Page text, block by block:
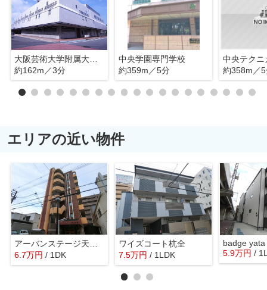
大阪芸術大学附属大阪美術専門学校
約162m／3分
中央学園専門学校
約359m／5分
約358m／
エリアの近い物件
アーバンステージ天王寺東
6.7万円 / 1DK
ワイズコート杭全
7.5万円 / 1LDK
badge yata
5.9万円 /